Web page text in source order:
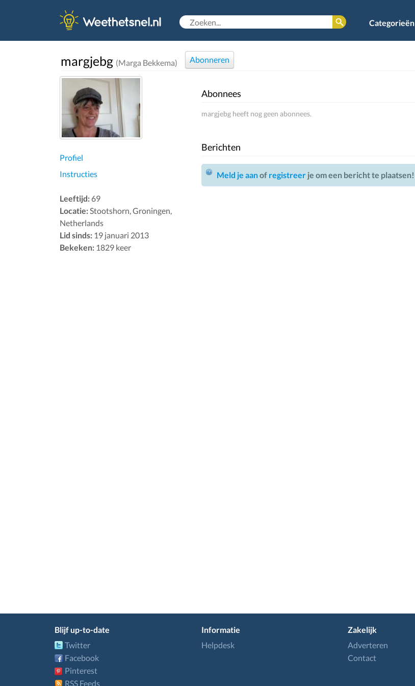
Categorieën
margjebg (Marga Bekkema) Abonneren
Profiel
Instructies
Leeftijd: 69
Locatie:Stootshorn, Groningen,
Netherlands
Lid sinds: 19 januari 2013
Bekeken: 1829 keer
Abonnees
margjebg heeft nog geen abonnees.
Berichten
Meld je aanof registreerje om een bericht te plaatsen!
Blijf up-to-date
Twitter
Facebook
Pinterest
RSS Feeds
Informatie
Helpdesk
Zakelijk
Adverteren
Contact